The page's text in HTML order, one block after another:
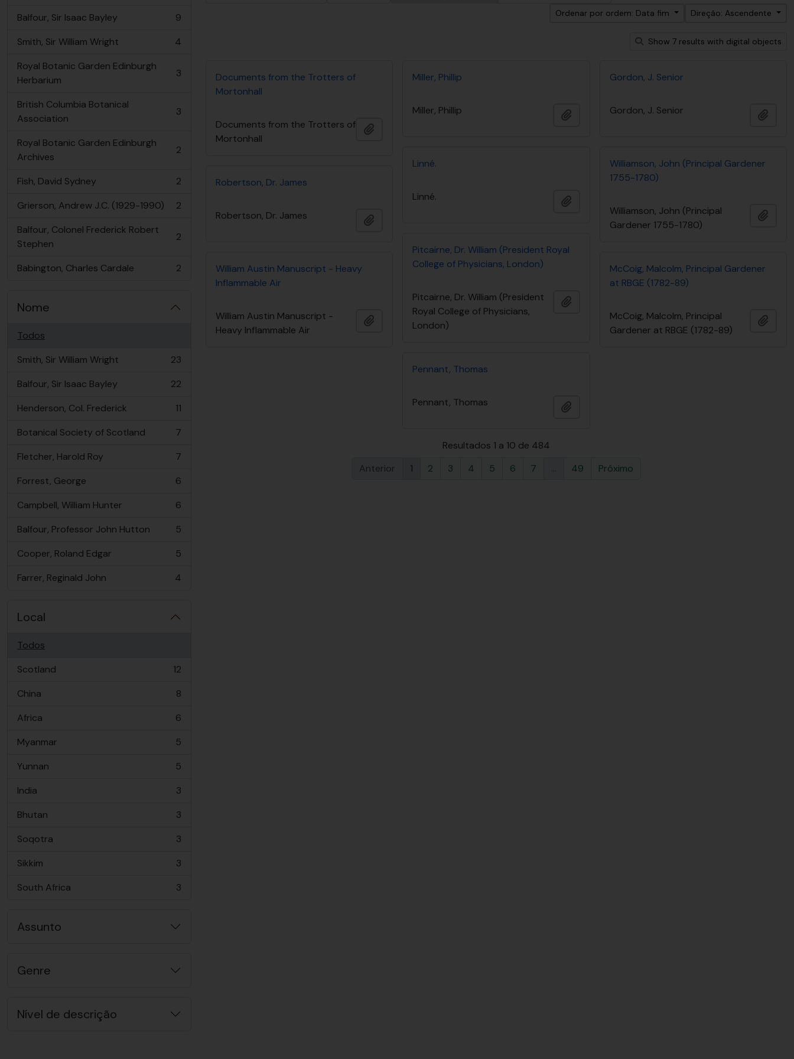
Balfour, Sir Isaac Bayley
, 9 resultados
9
Smith, Sir William Wright
, 4 resultados
4
Royal Botanic Garden Edinburgh
Herbarium
, 3 resultados 3
British Columbia Botanical
Association
, 3 resultados 3
Royal Botanic Garden Edinburgh
Archives
, 2 resultados 2
Fish, David Sydney
, 2 resultados
2
Grierson, Andrew J.C. (1929-1990)
, 2 resultados
2
Balfour, Colonel Frederick Robert
Stephen
, 2 resultados 2
Babington, Charles Cardale
, 2 resultados 2
Nome
Todos
Smith, Sir William Wright
, 23 resultados
23
Balfour, Sir Isaac Bayley
, 22 resultados
22
Henderson, Col. Frederick
, 11 resultados
11
Botanical Society of Scotland
, 7 resultados
7
Fletcher, Harold Roy
, 7 resultados
7
Forrest, George
, 6 resultados
6
Campbell, William Hunter
, 6 resultados
6
Balfour, Professor John Hutton
, 5 resultados
5
Cooper, Roland Edgar
, 5 resultados
5
Farrer, Reginald John
, 4 resultados 4
Local
Todos
Scotland
, 12 resultados
12
China
, 8 resultados
8
Africa
, 6 resultados
6
Myanmar
, 5 resultados
5
Yunnan
, 5 resultados
5
India
, 3 resultados
3
Bhutan
, 3 resultados
3
Soqotra
, 3 resultados
3
Sikkim
, 3 resultados
3
South Africa
, 3 resultados 3
Assunto
Genre
Nível de descrição
Ordenar por ordem: Data fim
Direção: Ascendente
Show 7 results with digital objects
Documents from the Trotters of
Mortonhall
Documents from the Trotters of
Mortonhall
Miller, Phillip
Miller, Phillip Adicionar à área de transferência
Gordon, J. Senior
Gordon, J. Senior
Linné.
Linné. Adicionar à área de transferência
Williamson, John (Principal Gardener
1755-1780)
Williamson, John (Principal
Gardener 1755-1780)
Robertson, Dr. James
Robertson, Dr. James
Pitcairne, Dr. William (President Royal
College of Physicians, London)
Pitcairne, Dr. William (President
Royal College of Physicians,
London)
Adicionar à área de transferência
William Austin Manuscript - Heavy
Inflammable Air
William Austin Manuscript -
Heavy Inflammable Air
Adicionar à área de transferência
McCoig, Malcolm, Principal Gardener
at RBGE (1782-89)
McCoig, Malcolm, Principal
Gardener at RBGE (1782-89)
Pennant, Thomas
Pennant, Thomas Adicionar à área de transferência
Resultados 1 a 10 de 484
Anterior
1 2 3 4 5 6 7 ... 49 Próximo